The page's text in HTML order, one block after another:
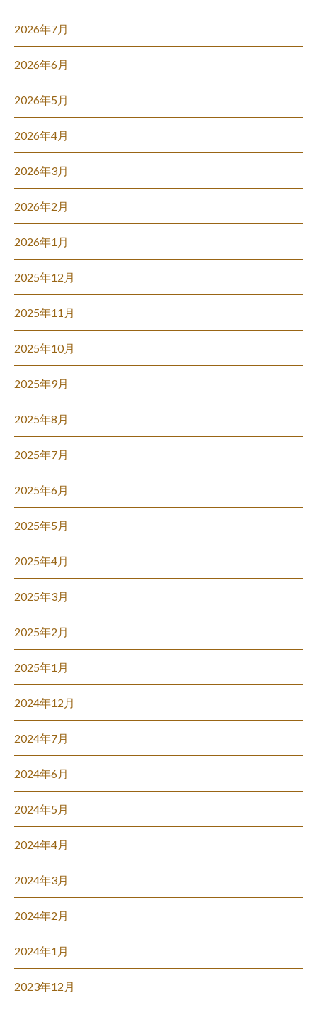
2026年7月
2026年6月
2026年5月
2026年4月
2026年3月
2026年2月
2026年1月
2025年12月
2025年11月
2025年10月
2025年9月
2025年8月
2025年7月
2025年6月
2025年5月
2025年4月
2025年3月
2025年2月
2025年1月
2024年12月
2024年7月
2024年6月
2024年5月
2024年4月
2024年3月
2024年2月
2024年1月
2023年12月